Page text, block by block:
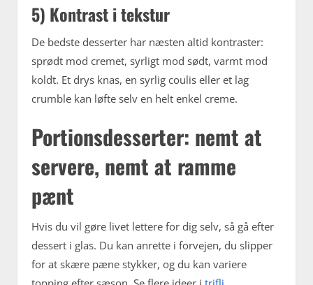
5) Kontrast i tekstur
De bedste desserter har næsten altid kontraster:
sprødt mod cremet, syrligt mod sødt, varmt mod
koldt. Et drys knas, en syrlig coulis eller et lag
crumble kan løfte selv en helt enkel creme.
Portionsdesserter: nemt at
servere, nemt at ramme
pænt
Hvis du vil gøre livet lettere for dig selv, så gå efter
dessert i glas. Du kan anrette i forvejen, du slipper
for at skære pæne stykker, og du kan variere